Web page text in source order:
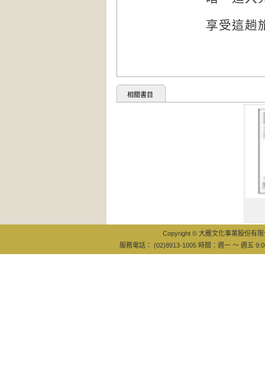
享受這趟
相關書目
Copyright © 大雁文化事業股份有
服務電話： (02)8913-1005 時間：週一 ～ 週五